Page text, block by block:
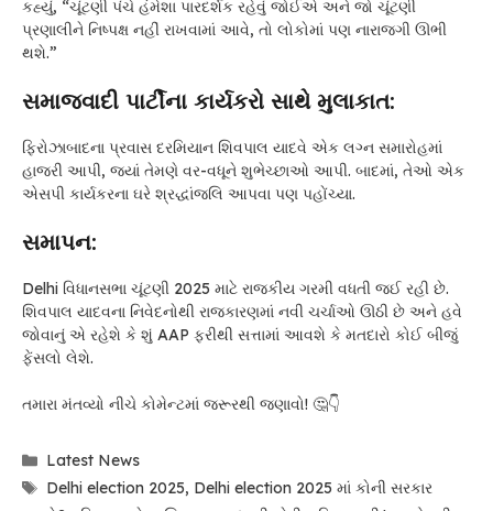
કહ્યું, “ચૂંટણી પંચે હંમેશા પારદર્શક રહેવું જોઈએ અને જો ચૂંટણી
પ્રણાલીને નિષ્પક્ષ નહીં રાખવામાં આવે, તો લોકોમાં પણ નારાજગી ઊભી
થશે.”
સમાજવાદી પાર્ટીના કાર્યકરો સાથે મુલાકાત:
ફિરોઝાબાદના પ્રવાસ દરમિયાન શિવપાલ યાદવે એક લગ્ન સમારોહમાં
હાજરી આપી, જ્યાં તેમણે વર-વધૂને શુભેચ્છાઓ આપી. બાદમાં, તેઓ એક
એસપી કાર્યકરના ઘરે શ્રદ્ધાંજલિ આપવા પણ પહોંચ્યા.
સમાપન:
Delhi વિધાનસભા ચૂંટણી 2025 માટે રાજકીય ગરમી વધતી જઈ રહી છે.
શિવપાલ યાદવના નિવેદનોથી રાજકારણમાં નવી ચર્ચાઓ ઊઠી છે અને હવે
જોવાનું એ રહેશે કે શું AAP ફરીથી સત્તામાં આવશે કે મતદારો કોઈ બીજું
ફેંસલો લેશે.
તમારા મંતવ્યો નીચે કોમેન્ટમાં જરૂરથી જણાવો! 🤔👇
Categories
Latest News
Tags
Delhi election 2025, Delhi election 2025 માં કોની સરકાર